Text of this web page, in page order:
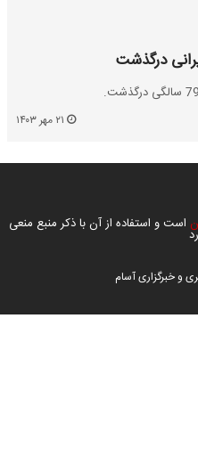
درگذشت
است و استفاده از آن با ذکر منبع منعی
و خبرگزاری آسام